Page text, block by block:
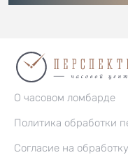
О часовом ломбарде
Политика обработки
Согласие на